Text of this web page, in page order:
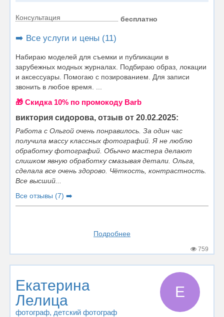
Консультация бесплатно
➡️ Все услуги и цены (11)
Набираю моделей для съемки и публикации в
зарубежных модных журналах. Подбираю образ, локации
и аксессуары. Помогаю с позированием. Для записи
звонить в любое время. ...
🎁 Cкидка 10% по промокоду Barb
виктория сидорова, отзыв от 20.02.2025:
Работа с Ольгой очень понравилось. За один час
получила массу классных фотографий. Я не люблю
обработку фотографий. Обычно мастера делают
слишком явную обработку смазывая детали. Ольга,
сделала все очень здорово. Чёткость, контрастность.
Все высший...
Все отзывы (7) ➡️
Подробнее
759
Екатерина
Лелица
фотограф, детский фотограф
Е